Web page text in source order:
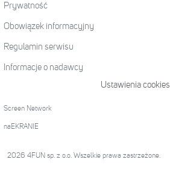
Prywatność
Obowiązek informacyjny
Regulamin serwisu
Informacje o nadawcy
Ustawienia cookies
Screen Network
naEKRANIE
2026 4FUN sp. z o.o. Wszelkie prawa zastrzeżone.